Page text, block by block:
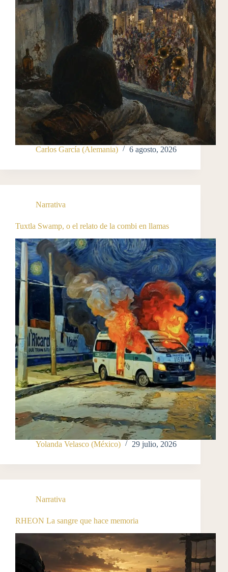
Carlos García (Alemania) 6 agosto, 2026
Narrativa
Tuxtla Swamp, o el relato de la combi en llamas
Yolanda Velasco (México) 29 julio, 2026
Narrativa
RHEON La sangre que hace memoria